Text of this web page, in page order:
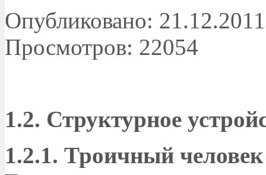
Опубликовано:
Просмотров: 22054
1.2. Структурное
1.2.1. Троичный